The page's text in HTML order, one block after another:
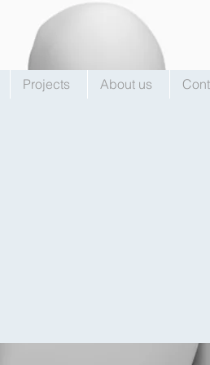
Projects About us